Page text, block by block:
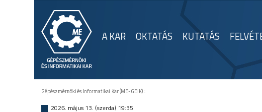
A KAR OKTATÁS KUTATÁS
Gépészmérnöki és Informatikai Kar (ME-GEIK)::
2026. május 13. (szerda) 19:35